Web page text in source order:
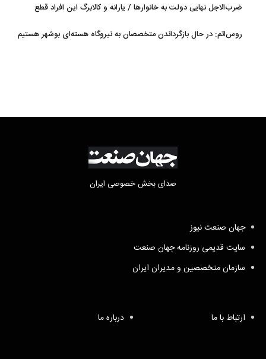
ضرب‌الاجل نهایی دولت به خانوارها / یارانه و کالابرگ این افراد قطع
روس‌اتم: در حال بازگرداندن متخصصان به نیروگاه هسته‌ای بوشهر هستیم
صدای بخش خصوصی ایران
جهان صنعت نیوز
سایت قدیمی روزنامه جهان صنعت
سازمان متخصصین و مدیران ایران
ارتباط با ما درباره ما